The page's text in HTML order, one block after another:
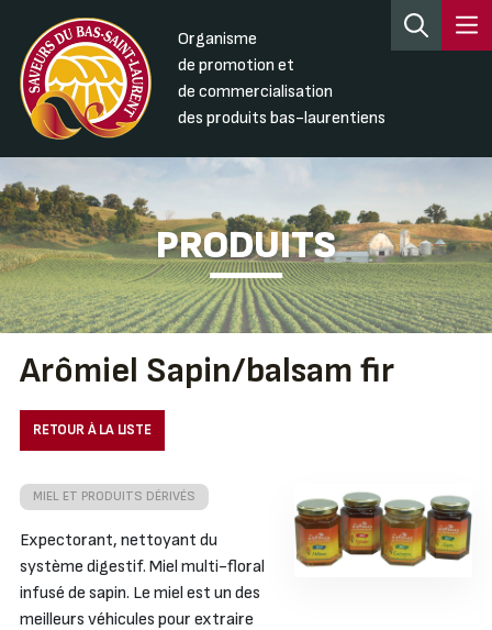
Organisme
de promotion et
de commercialisation
des produits bas-laurentiens
PRODUITS
Arômiel Sapin/balsam fir
RETOUR À LA LISTE
MIEL ET PRODUITS DÉRIVÉS
Expectorant, nettoyant du
système digestif. Miel multi-floral
infusé de sapin. Le miel est un des
meilleurs véhicules pour extraire